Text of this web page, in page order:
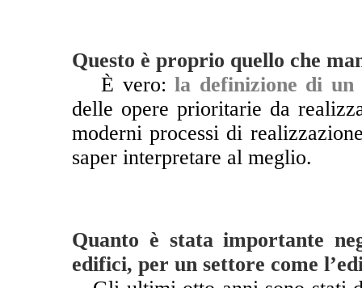
Questo è proprio quello che
**È vero:la definizione di un
delle opere prioritarie da
moderni processi di
saper interpretare al meglio.
Quanto è stata importante
edifici, per un settore come